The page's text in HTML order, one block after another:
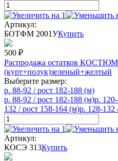
Артикул:
БОТФМ 2001УКупить
500 ₽
Распродажа остатков
(курт+полук)зеленый+желтый
Выберите размер:
р. 88-92 / рост 182-188 (м)
р. 88-92 / рост 182-188 (м)р.
132 / рост 158-164 (м)р. 128-132
Артикул:
КОСЭ 313Купить